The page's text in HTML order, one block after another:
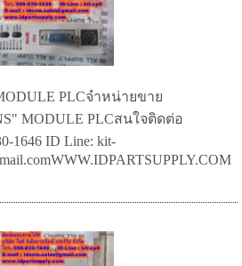
PLCจำหน่ายขาย
MODULE PLCสนใจติดต่อ
1646 ID Line: kit-